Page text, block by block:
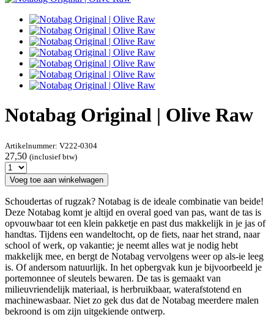
Notabag Original | Olive Raw
Artikelnummer: V222-0304
27,50 (inclusief btw)
Voeg toe aan winkelwagen
Schoudertas of rugzak? Notabag is de ideale combinatie van beide!
Deze Notabag komt je altijd en overal goed van pas, want de tas is
opvouwbaar tot een klein pakketje en past dus makkelijk in je jas of
handtas. Tijdens een wandeltocht, op de fiets, naar het strand, naar
school of werk, op vakantie; je neemt alles wat je nodig hebt
makkelijk mee, en bergt de Notabag vervolgens weer op als-ie leeg
is. Of andersom natuurlijk. In het opbergvak kun je bijvoorbeeld je
portemonnee of sleutels bewaren. De tas is gemaakt van
milieuvriendelijk materiaal, is herbruikbaar, waterafstotend en
machinewasbaar. Niet zo gek dus dat de Notabag meerdere malen
bekroond is om zijn uitgekiende ontwerp.